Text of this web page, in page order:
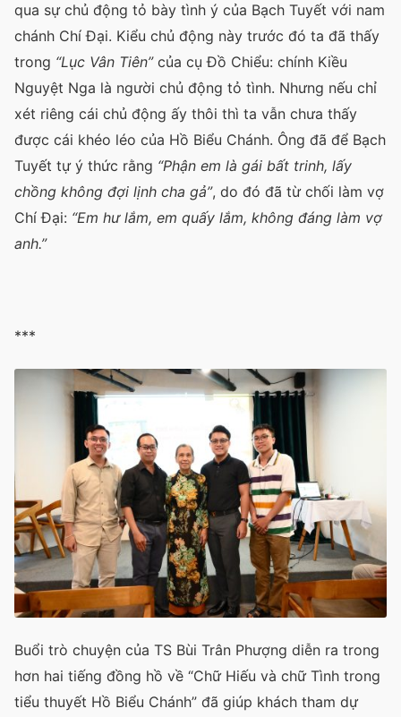
qua sự chủ động tỏ bày tình ý của Bạch Tuyết với nam
chánh Chí Đại. Kiểu chủ động này trước đó ta đã thấy
trong “Lục Vân Tiên” của cụ Đồ Chiểu: chính Kiều
Nguyệt Nga là người chủ động tỏ tình. Nhưng nếu chỉ
xét riêng cái chủ động ấy thôi thì ta vẫn chưa thấy
được cái khéo léo của Hồ Biểu Chánh. Ông đã để Bạch
Tuyết tự ý thức rằng “Phận em là gái bất trinh, lấy
chồng không đợi lịnh cha gả”, do đó đã từ chối làm vợ
Chí Đại: “Em hư lắm, em quấy lắm, không đáng làm vợ
anh.”
***
Buổi trò chuyện của TS Bùi Trân Phượng diễn ra trong
hơn hai tiếng đồng hồ về “Chữ Hiếu và chữ Tình trong
tiểu thuyết Hồ Biểu Chánh” đã giúp khách tham dự